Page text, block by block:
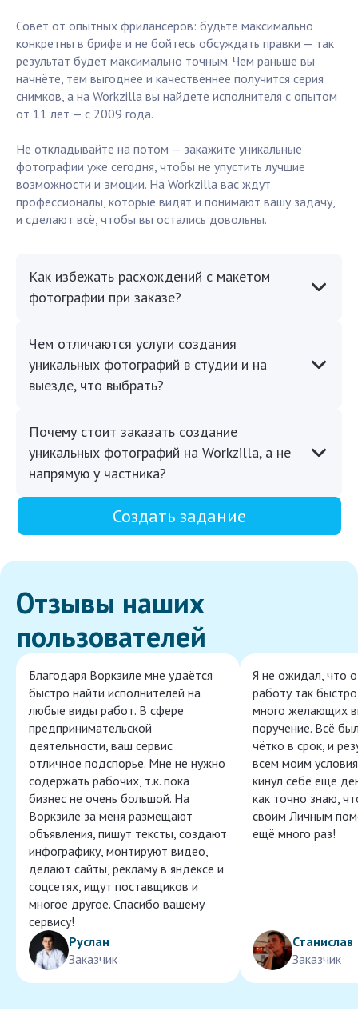
Совет от опытных фрилансеров: будьте максимально
конкретны в брифе и не бойтесь обсуждать правки — так
результат будет максимально точным. Чем раньше вы
начнёте, тем выгоднее и качественнее получится серия
снимков, а на Workzilla вы найдете исполнителя с опытом
от 11 лет — с 2009 года.
Не откладывайте на потом — закажите уникальные
фотографии уже сегодня, чтобы не упустить лучшие
возможности и эмоции. На Workzilla вас ждут
профессионалы, которые видят и понимают вашу задачу,
и сделают всё, чтобы вы остались довольны.
Как избежать расхождений с макетом
фотографии при заказе?
Чем отличаются услуги создания
уникальных фотографий в студии и на
выезде, что выбрать?
Почему стоит заказать создание
уникальных фотографий на Workzilla, а не
напрямую у частника?
Создать задание
Отзывы наших
пользователей
Благодаря Воркзиле мне удаётся
быстро найти исполнителей на
любые виды работ. В сфере
предпринимательской
деятельности, ваш сервис
отличное подспорье. Мне не нужно
содержать рабочих, т.к. пока
бизнес не очень большой. На
Воркзиле за меня размещают
объявления, пишут тексты, создают
инфографику, монтируют видео,
делают сайты, рекламу в яндексе и
соцсетях, ищут поставщиков и
многое другое. Спасибо вашему
сервису!
Руслан
Заказчик
Я не ожидал, что
работу так
много желающих
поручение. Всё
чётко в срок, и
всем моим
кинул себе ещё
как точно знаю,
своим Личным
ещё много раз!
Станислав
Заказчик